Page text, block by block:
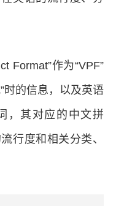
Format”作为“VPF”
时的信息，以及英语
，其对应的中文拼
行度和相关分类、